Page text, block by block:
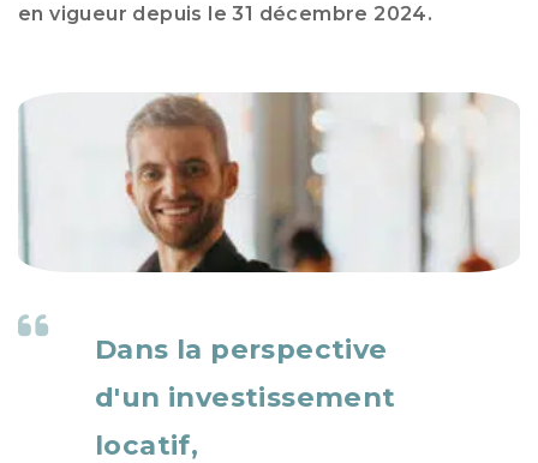
en vigueur depuis le 31 décembre 2024.
Dans la perspective
d'un investissement
locatif,